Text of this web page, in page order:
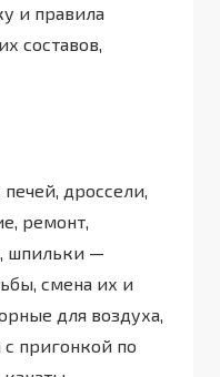
и правила
составов,
дроссели,
ремонт,
шпильки —
смена их и
для воздуха,
пригонкой по